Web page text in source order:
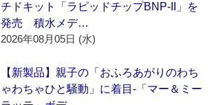
チドキット「ラピッドチップBNP-II」を
発売 積水メデ…
2026年08月05日 (水)
【新製品】親子の「おふろあがりのわち
ゃわちゃひと騒動」に着目‐「マー＆ミー